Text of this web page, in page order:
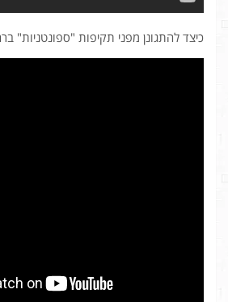
כיצד להתגונן מפני תקיפות "ספונטניות"